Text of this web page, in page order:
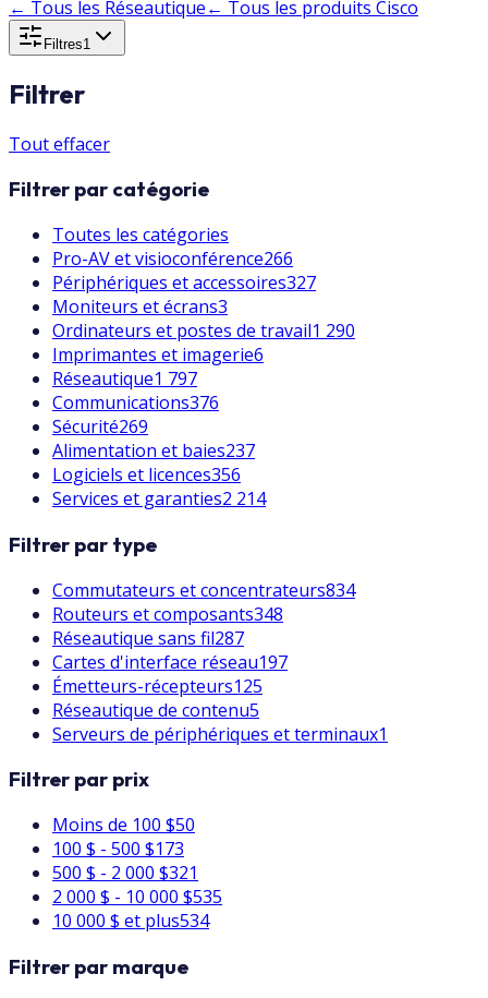
← Tous les Réseautique← Tous les produits Cisco
Filtres1
Filtrer
Tout effacer
Filtrer par catégorie
Toutes les catégories
Pro-AV et visioconférence266
Périphériques et accessoires327
Moniteurs et écrans3
Ordinateurs et postes de travail1 290
Imprimantes et imagerie6
Réseautique1 797
Communications376
Sécurité269
Alimentation et baies237
Logiciels et licences356
Services et garanties2 214
Filtrer par type
Commutateurs et concentrateurs834
Routeurs et composants348
Réseautique sans fil287
Cartes d'interface réseau197
Émetteurs-récepteurs125
Réseautique de contenu5
Serveurs de périphériques et terminaux1
Filtrer par prix
Moins de 100 $50
100 $ - 500 $173
500 $ - 2 000 $321
2 000 $ - 10 000 $535
10 000 $ et plus534
Filtrer par marque